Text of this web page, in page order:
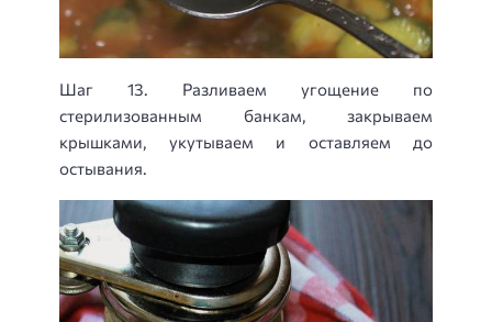
Шаг 13. Разливаем угощение по
стерилизованным банкам, закрываем
крышками, укутываем и оставляем до
остывания.